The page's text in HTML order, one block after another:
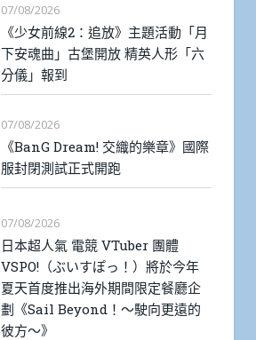
07/08/2026
《少女前線2：追放》主題活動「月
下安魂曲」古堡開放 精英人形「六
分儀」報到
07/08/2026
《BanG Dream! 交織的樂章》國際
服封閉測試正式開跑
07/08/2026
日本超人氣 電競 VTuber 團體
VSPO!（ぶいすぽっ！）將於今年
夏天首度推出海外期間限定餐廳企
劃《Sail Beyond！～駛向更遠的
彼方～》